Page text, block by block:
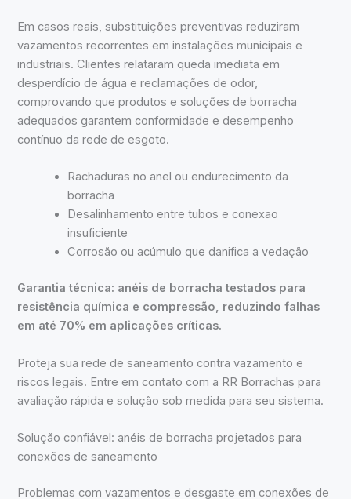
Em casos reais, substituições preventivas reduziram
vazamentos recorrentes em instalações municipais e
industriais. Clientes relataram queda imediata em
desperdício de água e reclamações de odor,
comprovando que produtos e soluções de borracha
adequados garantem conformidade e desempenho
contínuo da rede de esgoto.
Rachaduras no anel ou endurecimento da
borracha
Desalinhamento entre tubos e conexao
insuficiente
Corrosão ou acúmulo que danifica a vedação
Garantia técnica: anéis de borracha testados para
resistência química e compressão, reduzindo falhas
em até 70% em aplicações críticas.
Proteja sua rede de saneamento contra vazamento e
riscos legais. Entre em contato com a RR Borrachas para
avaliação rápida e solução sob medida para seu sistema.
Solução confiável: anéis de borracha projetados para
conexões de saneamento
Problemas com vazamentos e desgaste em conexões de